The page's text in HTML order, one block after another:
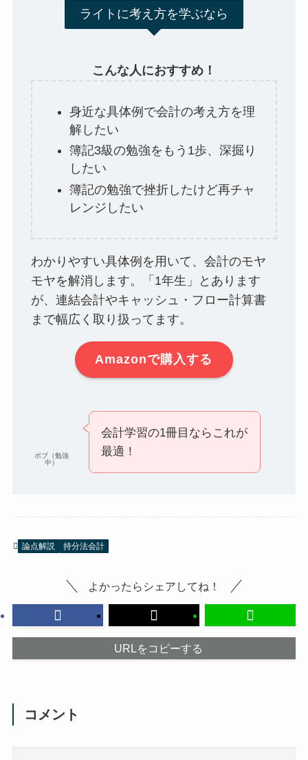
ライトに考え方を学ぶなら
こんな人におすすめ！
身近な具体例で会計の考え方を理
解したい
簿記3級の勉強をもう1歩、深掘り
したい
簿記の勉強で挫折したけど再チャ
レンジしたい
わかりやすい具体例を用いて、会計のモヤ
モヤを解消します。「1年生」とあります
が、連結会計やキャッシュ・フロー計算書
まで幅広く取り扱ってます。
Amazonで購入する
ボブ（勉強
中）
会計学習の1冊目ならこれが
最適！
論点解説 持分法会計
よかったらシェアしてね！
URLをコピーする
コメント